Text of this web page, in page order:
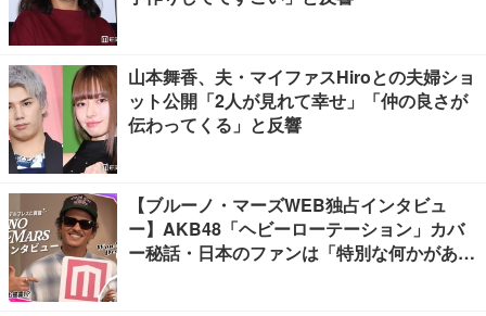
山本舞香、夫・マイファスHiroとの夫婦ショ
ット公開「2人が見れて幸せ」「仲の良さが
伝わってくる」と反響
【ブルーノ・マーズWEB独占インタビュ
ー】AKB48「ヘビーローテーション」カバ
ー秘話・日本のファンは「特別な何かがあ